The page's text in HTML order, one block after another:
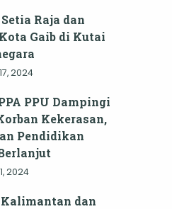
Raja dan
Gaib di Kutai
2024
PPU Dampingi
Kekerasan,
Pendidikan
2024
dan